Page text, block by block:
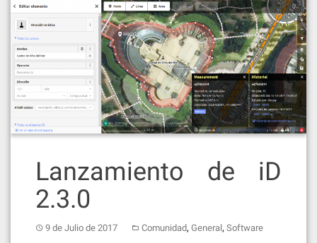
Lanzamiento de iD
2.3.0
9 de Julio de 2017 Comunidad, General, Software